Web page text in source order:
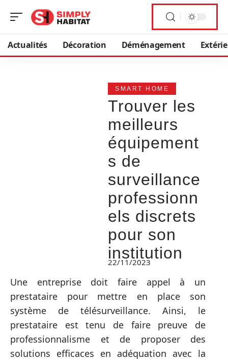
Actualités Décoration Déménagement
SMART HOME
Trouver les
meilleurs
équipement
s de
surveillance
professionn
els discrets
pour son
institution
22/11/2023
Une entreprise doit faire appel à un
prestataire pour mettre en place son
système de télésurveillance. Ainsi, le
prestataire est tenu de faire preuve de
professionnalisme et de proposer des
solutions efficaces en adéquation avec la